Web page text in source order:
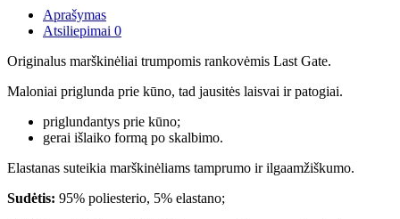
Aprašymas
Atsiliepimai 0
Originalus marškinėliai trumpomis rankovėmis Last Gate.
Maloniai priglunda prie kūno, tad jausitės laisvai ir patogiai.
priglundantys prie kūno;
gerai išlaiko formą po skalbimo.
Elastanas suteikia marškinėliams tamprumo ir ilgaamžiškumo.
Sudėtis: 95% poliesterio, 5% elastano;